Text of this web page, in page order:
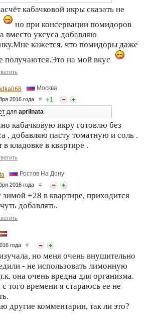
кабачковой икры сказать не
но при консервации помидоров
вместо уксуса добавляю
кажется, что помидоры даже
получаются.Это на мой вкус
Москва
2016 года # +1
для aprilnata
кабачковую икру готовлю без
, добавляю пасту томатную и соль .
в кладовке в квартире .
Ростов На Дону
2016 года #
зимой +28 в квартире, приходится
добавлять.
года #
но меня очень внушительно
- не использовать лимонную
она очень вредна для организма.
того времени я стараюсь ее не
другие комментарии, так ли это?